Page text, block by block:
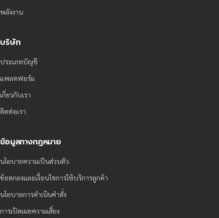
พลังงาน
บริษัท
ประเภทบัญชี
แพลตฟอร์ม
เกี่ยวกับเรา
ติดต่อเรา
ข้อมูลทางกฎหมาย
นโยบายความเป็นส่วนตัว
ข้อตกลงและเงื่อนไขการใช้บริการลูกค้า
นโยบายการดำเนินคำสั่ง
การเปิดเผยความเสี่ยง